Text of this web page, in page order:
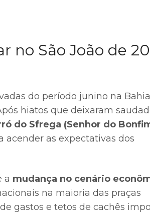
no São João de
do período junino na Bahia
hiatos que deixaram
do Sfrega (Senhor do
acender as expectativas dos
a mudança no cenário
na maioria das praças
gastos e tetos de cachês